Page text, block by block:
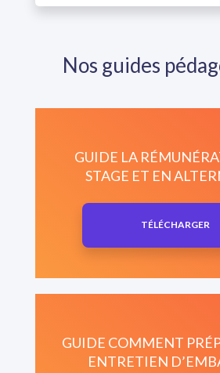
Nos guides
GUIDE LA
STAGE ET EN
TÉLÉCHARGER
GUIDE COMMENT
ENTRETIEN